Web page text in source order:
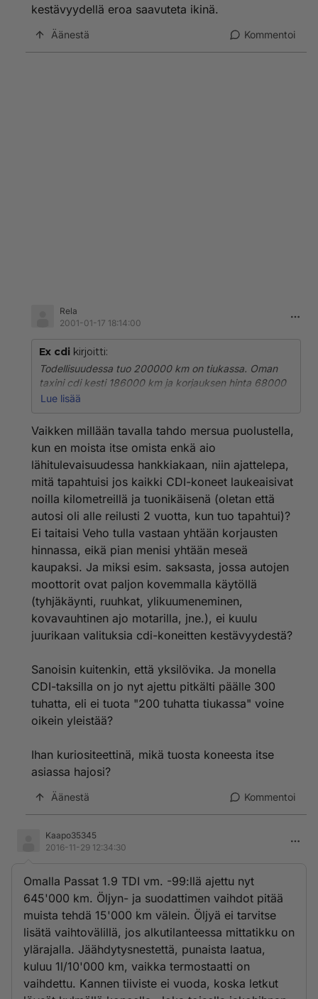
Ja lisäksi en olisi niinkään varma, onko juuri mesen
kone näistä nykyisistä se kaikista pitkäikäisin. Se, että
kestävyydellä eroa saavuteta ikinä.
Äänestä Kommentoi
Rela
2001-01-17 18:14:00
Ex cdi kirjoitti:
Todellisuudessa tuo 200000 km on tiukassa. Oman
taxini cdi kesti 186000 km ja korjauksen hinta 68000
mk josta maahantuoja tuli osalla vastaan auton iän
viimeinen cdi kone. Vaikka bensa maksaisi vielä
enemmän ei tällä kestävyydellä eroa saavuteta ikinä.
Lue lisää
Vaikken millään tavalla tahdo mersua puolustella,
kun en moista itse omista enkä aio
lähitulevaisuudessa hankkiakaan, niin ajattelepa,
mitä tapahtuisi jos kaikki CDI-koneet laukeaisivat
noilla kilometreillä ja tuonikäisenä (oletan että
autosi oli alle reilusti 2 vuotta, kun tuo tapahtui)?
Ei taitaisi Veho tulla vastaan yhtään korjausten
hinnassa, eikä pian menisi yhtään meseä
kaupaksi. Ja miksi esim. saksasta, jossa autojen
moottorit ovat paljon kovemmalla käytöllä
(tyhjäkäynti, ruuhkat, ylikuumeneminen,
kovavauhtinen ajo motarilla, jne.), ei kuulu
juurikaan valituksia cdi-koneitten kestävyydestä?
Sanoisin kuitenkin, että yksilövika. Ja monella
CDI-taksilla on jo nyt ajettu pitkälti päälle 300
tuhatta, eli ei tuota "200 tuhatta tiukassa" voine
oikein yleistää?
Ihan kuriositeettinä, mikä tuosta koneesta itse
asiassa hajosi?
Äänestä Kommentoi
Kaapo35345
2016-11-29 12:34:30
Omalla Passat 1.9 TDI vm. -99:llä ajettu nyt
645'000 km. Öljyn- ja suodattimen vaihdot pitää
muista tehdä 15'000 km välein. Öljyä ei tarvitse
lisätä vaihtovälillä, jos alkutilanteessa mittatikku on
ylärajalla. Jäähdytysnestettä, punaista laatua,
kuluu 1l/10'000 km, vaikka termostaatti on
vaihdettu. Kannen tiiviste ei vuoda, koska letkut